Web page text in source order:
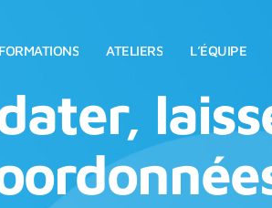
FORMATIONS ATELIERS L’ÉQUIPE